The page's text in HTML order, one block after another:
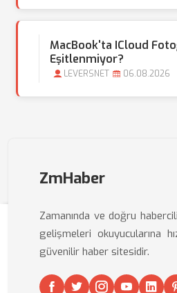
MacBook'ta ICloud
Eşitlenmiyor?
LEVERSNET 06.08.2026
ZmHaber
Zamanında ve doğru
gelişmeleri okuyucularına
güvenilir haber sitesidir.